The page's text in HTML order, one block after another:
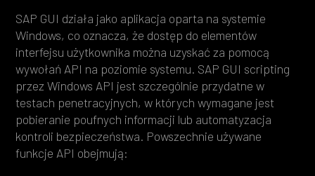
SAP GUI działa jako aplikacja oparta na systemie
Windows, co oznacza, że dostęp do elementów
interfejsu użytkownika można uzyskać za pomocą
wywołań API na poziomie systemu. SAP GUI scripting
przez Windows API jest szczególnie przydatne w
testach penetracyjnych, w których wymagane jest
pobieranie poufnych informacji lub automatyzacja
kontroli bezpieczeństwa. Powszechnie używane
funkcje API obejmują: